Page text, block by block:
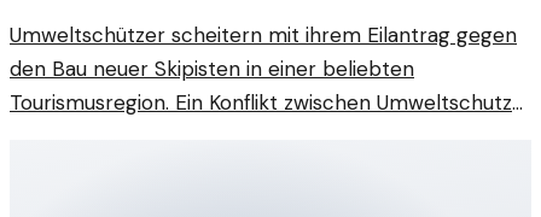
Umweltschützer scheitern mit ihrem Eilantrag gegen
den Bau neuer Skipisten in einer beliebten
Tourismusregion. Ein Konflikt zwischen Umweltschutz